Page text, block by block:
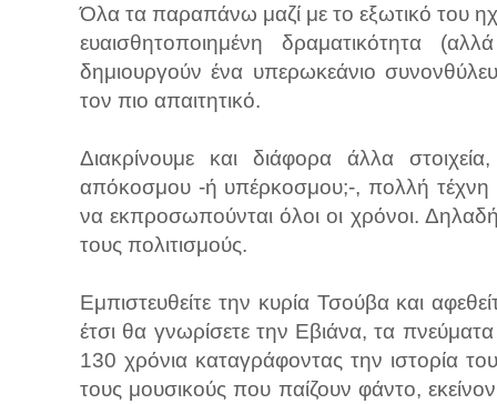
Όλα τα παραπάνω μαζί με το εξωτικό του
ευαισθητοποιημένη δραματικότητα
δημιουργούν ένα υπερωκεάνιο
τον πιο απαιτητικό.
Διακρίνουμε και διάφορα άλλα
απόκοσμου -ή υπέρκοσμου;-, πολλή τέχνη
να εκπροσωπούνται όλοι οι χρόνοι.
τους πολιτισμούς.
Εμπιστευθείτε την κυρία Τσούβα και
έτσι θα γνωρίσετε την Εβιάνα, τα
130 χρόνια καταγράφοντας την ιστορία
τους μουσικούς που παίζουν φάντο,